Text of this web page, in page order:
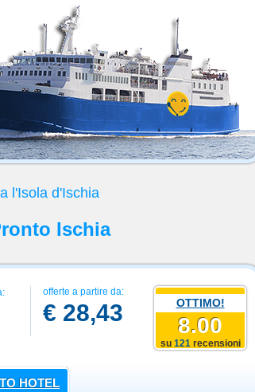
l'Isola d'Ischia
Ischia
OTTIMO!
8.00
su 121recensioni
offerte a partire da:
€ 28,43
HOTEL